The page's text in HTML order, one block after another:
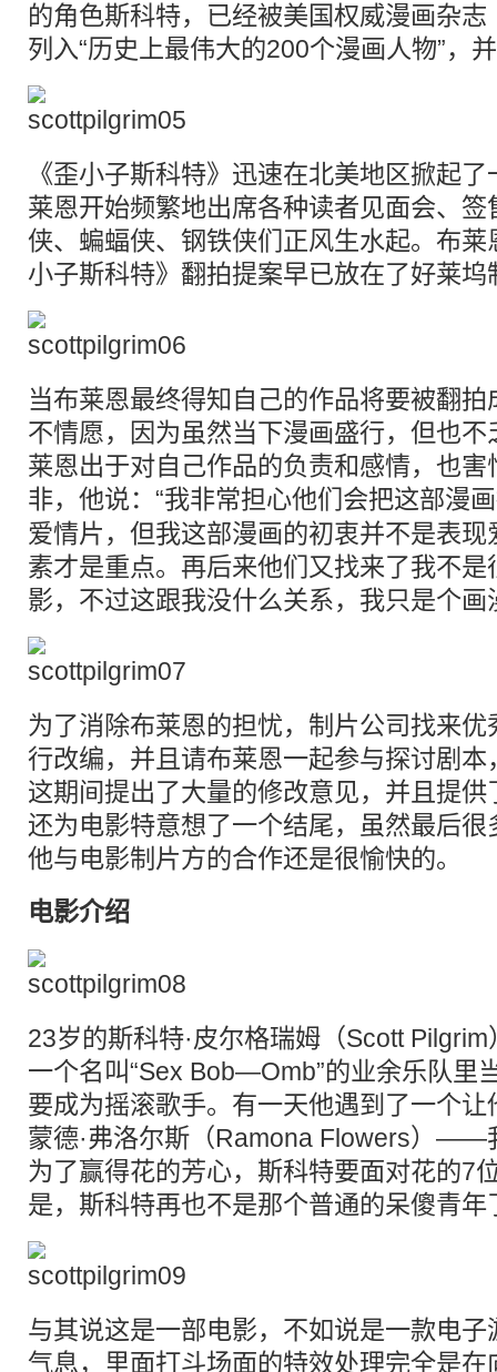
的角色斯科特，已经被美国权威漫画杂
列入“历史上最伟大的200个漫画人物”，
《歪小子斯科特》迅速在北美地区掀起了
莱恩开始频繁地出席各种读者见面会、
侠、蝙蝠侠、钢铁侠们正风生水起。布
小子斯科特》翻拍提案早已放在了好莱
当布莱恩最终得知自己的作品将要被翻
不情愿，因为虽然当下漫画盛行，但也
莱恩出于对自己作品的负责和感情，也
非，他说：“我非常担心他们会把这部漫
爱情片，但我这部漫画的初衷并不是表
素才是重点。再后来他们又找来了我不
影，不过这跟我没什么关系，我只是个画
为了消除布莱恩的担忧，制片公司找来
行改编，并且请布莱恩一起参与探讨剧
这期间提出了大量的修改意见，并且提
还为电影特意想了一个结尾，虽然最后
他与电影制片方的合作还是很愉快的。
电影介绍
23岁的斯科特·皮尔格瑞姆（Scott
一个名叫“Sex Bob—Omb”的业余乐队里
要成为摇滚歌手。有一天他遇到了一个
蒙德·弗洛尔斯（Ramona Flowers）——
为了赢得花的芳心，斯科特要面对花的7
是，斯科特再也不是那个普通的呆傻青年
与其说这是一部电影，不如说是一款电
气息，里面打斗场面的特效处理完全是